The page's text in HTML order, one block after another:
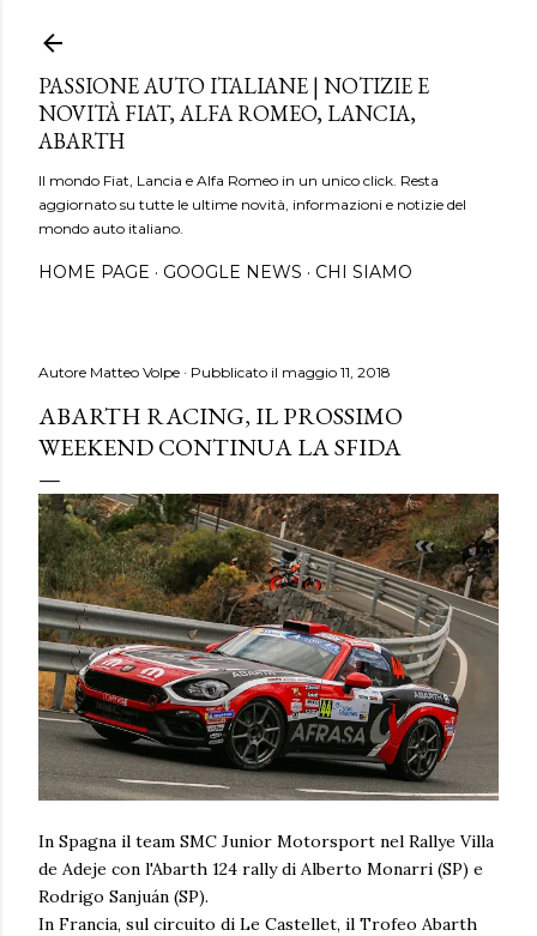
PASSIONE AUTO ITALIANE | NOTIZIE E
NOVITÀ FIAT, ALFA ROMEO, LANCIA,
ABARTH
Il mondo Fiat, Lancia e Alfa Romeo in un unico click. Resta
aggiornato su tutte le ultime novità, informazioni e notizie del
mondo auto italiano.
HOME PAGE GOOGLE NEWS CHI SIAMO
Autore Matteo Volpe Pubblicato il maggio 11, 2018
ABARTH RACING, IL PROSSIMO
WEEKEND CONTINUA LA SFIDA
In Spagna il team SMC Junior Motorsport nel Rallye Villa
de Adeje con l'Abarth 124 rally di Alberto Monarri (SP) e
Rodrigo Sanjuán (SP).
In Francia, sul circuito di Le Castellet, il Trofeo Abarth